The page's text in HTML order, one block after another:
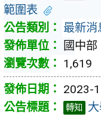
範圍表
最新消
國中部
1,619
2023-
轉知